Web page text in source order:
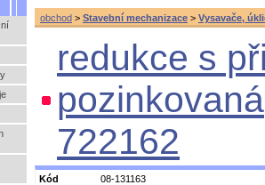
obchod > Stavební mechanizace > Vysavače,
redukce s
722162
Kód
08-131163